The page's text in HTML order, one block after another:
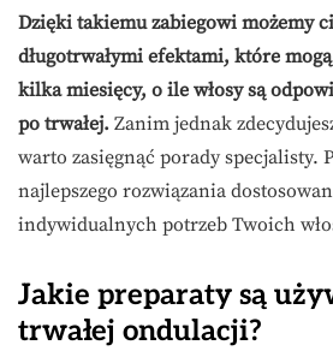
Dzięki takiemu zabiegowi możemy
długotrwałymi efektami, które
kilka miesięcy, o ile włosy są
po trwałej. Zanim jednak
warto zasięgnąć porady specjalisty.
najlepszego rozwiązania
indywidualnych potrzeb Twoich
Jakie preparaty są
trwałej ondulacji?